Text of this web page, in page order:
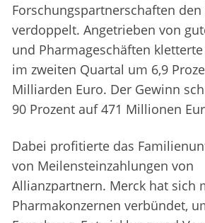
Forschungspartnerschaften
verdoppelt. Angetrieben von
und Pharmageschäften
im zweiten Quartal um 6,9
Milliarden Euro. Der Gewinn
90 Prozent auf 471 Millionen
Dabei profitierte das
von Meilensteinzahlungen von
Allianzpartnern. Merck hat sich
Pharmakonzernen verbündet,